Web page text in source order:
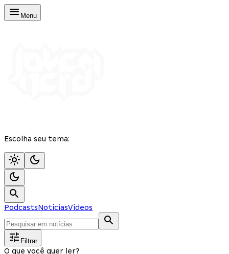
Menu
Escolha seu tema:
PodcastsNotíciasVídeos
Filtrar
O que você quer ler?